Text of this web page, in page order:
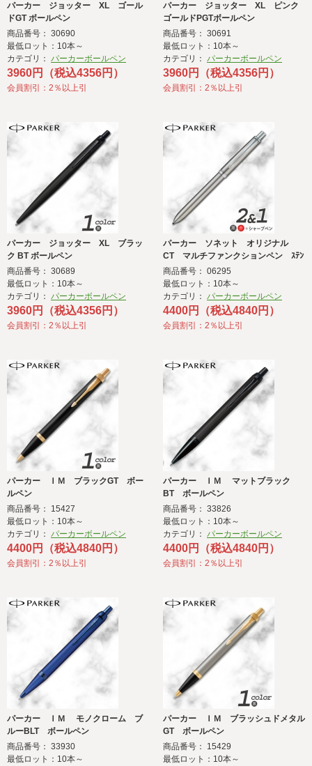
パーカー ジョッター XL ゴール
ドGT ボールペン
商品番号： 30690
最低ロット：10本～
カテゴリ： パーカーボールペン
3960円（税込4356円）
会員割引：2％以上引
パーカー ジョッター XL ピンク
ゴールドPGTボールペン
商品番号： 30691
最低ロット：10本～
カテゴリ： パーカーボールペン
3960円（税込4356円）
会員割引：2％以上引
パーカー ジョッター XL ブラッ
ク BT ボールペン
商品番号： 30689
最低ロット：10本～
カテゴリ： パーカーボールペン
3960円（税込4356円）
会員割引：2％以上引
パーカー ソネット オリジナル
CT マルチファンクションペン ｽﾃﾝ
商品番号： 06295
最低ロット：10本～
カテゴリ： パーカーボールペン
4400円（税込4840円）
会員割引：2％以上引
パーカー ＩＭ ブラックGT ボー
ルペン
商品番号： 15427
最低ロット：10本～
カテゴリ： パーカーボールペン
4400円（税込4840円）
会員割引：2％以上引
パーカー ＩＭ マットブラック
BT ボールペン
商品番号： 33826
最低ロット：10本～
カテゴリ： パーカーボールペン
4400円（税込4840円）
会員割引：2％以上引
パーカー ＩＭ モノクローム ブ
ルーBLT ボールペン
商品番号： 33930
最低ロット：10本～
パーカー ＩＭ ブラッシュドメタル
GT ボールペン
商品番号： 15429
最低ロット：10本～